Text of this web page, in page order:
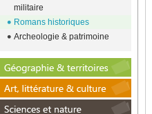
militaire
Romans historiques
Archeologie & patrimoine